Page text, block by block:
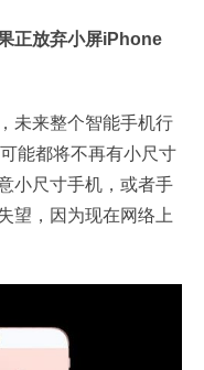
正放弃小屏iPhone
未来整个智能手机行
能都将不再有小尺寸
小尺寸手机，或者手
望，因为现在网络上